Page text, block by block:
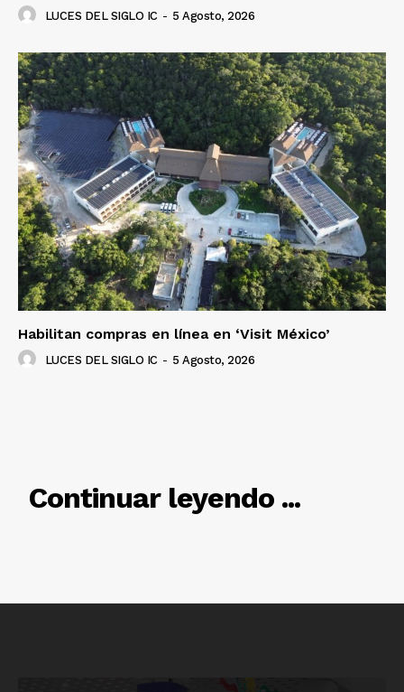
LUCES DEL SIGLO IC - 5 Agosto, 2026
Habilitan compras en línea en ‘Visit México’
LUCES DEL SIGLO IC - 5 Agosto, 2026
Continuar leyendo ...
RELACIONADO